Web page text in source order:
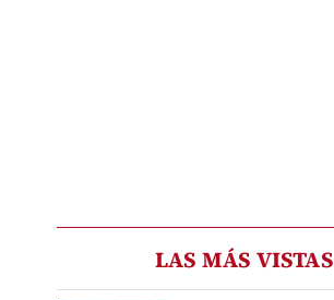
LAS MÁS VISTAS